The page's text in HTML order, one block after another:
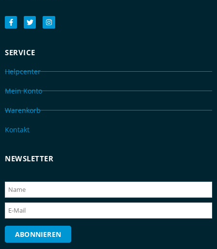
SERVICE
Helpcenter
Mein Konto
Warenkorb
Kontakt
NEWSLETTER